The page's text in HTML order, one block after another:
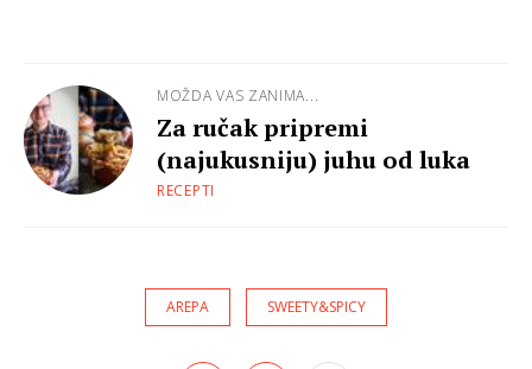
MOŽDA VAS ZANIMA...
Za ručak pripremi
(najukusniju) juhu od luka
RECEPTI
AREPA SWEETY&SPICY